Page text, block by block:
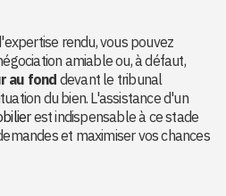
rendu, vous pouvez
amiable ou, à défaut,
au fond devant le tribunal
du bien. L'assistance d'un
est indispensable à ce stade
et maximiser vos chances